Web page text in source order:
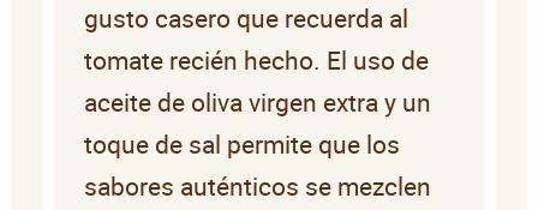
gusto casero que recuerda al
tomate recién hecho. El uso de
aceite de oliva virgen extra y un
toque de sal permite que los
sabores auténticos se mezclen